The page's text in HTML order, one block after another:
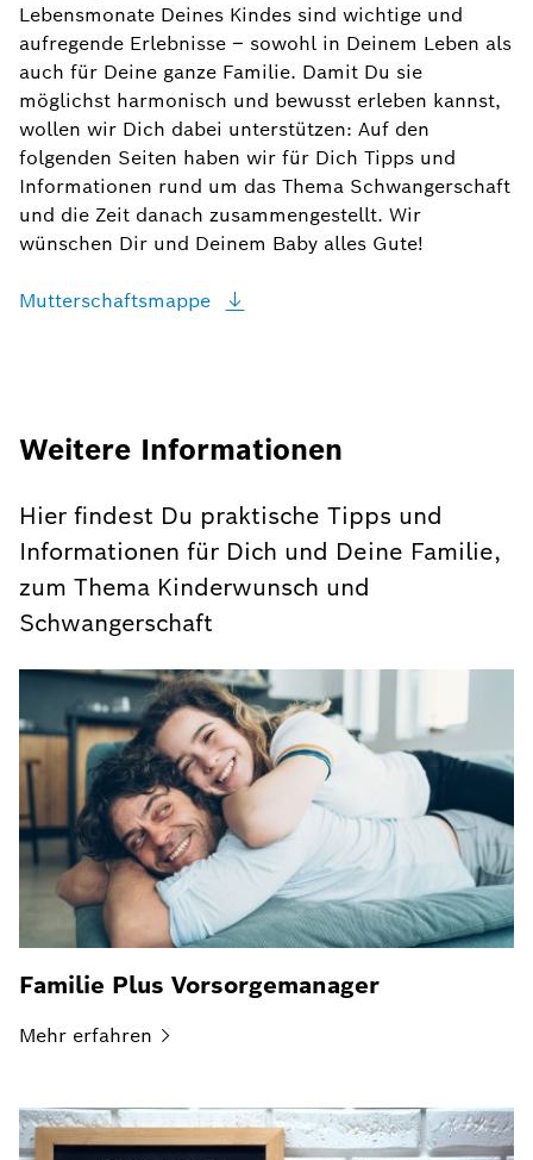
Lebensmonate Deines Kindes sind wichtige und
aufregende Erlebnisse – sowohl in Deinem Leben als
auch für Deine ganze Familie. Damit Du sie
möglichst harmonisch und bewusst erleben kannst,
wollen wir Dich dabei unterstützen: Auf den
folgenden Seiten haben wir für Dich Tipps und
Informationen rund um das Thema Schwangerschaft
und die Zeit danach zusammengestellt. Wir
wünschen Dir und Deinem Baby alles Gute!
Mutterschaftsmappe
Weitere Informationen
Hier findest Du praktische Tipps und
Informationen für Dich und Deine Familie,
zum Thema Kinderwunsch und
Schwangerschaft
Familie Plus Vorsorgemanager
Mehr erfahren